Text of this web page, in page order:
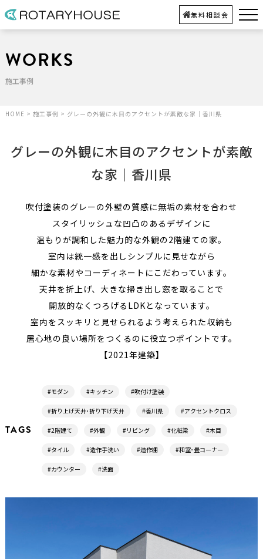
無料相談会
WORKS
施工事例
HOME > 施工事例 > グレーの外観に木目のアクセントが素敵な家｜香川県
グレーの外観に木目のアクセントが素敵
な家｜香川県
吹付塗装のグレーの外壁の質感に無垢の素材を合わせ
スタイリッシュな凹凸のあるデザインに
温もりが調和した魅力的な外観の2階建ての家。
室内は統一感を出しシンプルに見せながら
細かな素材やコーディネートにこだわっています。
天井を折上げ、大きな掃き出し窓を取ることで
開放的なくつろげるLDKとなっています。
室内をスッキリと見せられるよう考えられた収納も
居心地の良い場所をつくるのに役立つポイントです。
【2021年建築】
TAGS
#モダン #キッチン #吹付け塗装
#折り上げ天井･折り下げ天井 #香川県 #アクセントクロス
#2階建て #外観 #リビング #化粧梁 #木目
#タイル #造作手洗い #造作棚 #和室･畳コーナー
#カウンター #洗面